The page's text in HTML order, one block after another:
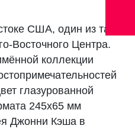
США, один из так
Восточного Центра.
коллекции
глазурованной
245х65 мм
Джонни Кэша в